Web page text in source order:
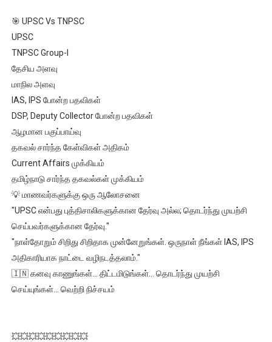
🎯 UPSC Vs TNPSC
UPSC
TNPSC Group-I
தேசிய அளவு
மாநில அளவு
IAS, IPS போன்ற பதவிகள்
DSP, Deputy Collector போன்ற பதவிகள்
ஆழமான பகுப்பாய்வு
தகவல் சார்ந்த கேள்விகள் அதிகம்
Current Affairs முக்கியம்
தமிழ்நாடு சார்ந்த தகவல்கள் முக்கியம்
💡 மாணவர்களுக்கு ஒரு ஆலோசனை
"UPSC என்பது புத்திசாலிகளுக்கான தேர்வு அல்ல; தொடர்ந்து முயற்சி
செய்பவர்களுக்கான தேர்வு."
"நாள்தோறும் சிறிது சிறிதாக முன்னேறுங்கள். ஒருநாள் நீங்கள் IAS, IPS
அதிகாரியாக நாட்டை வழிநடத்தலாம்."
🇮🇳 கனவு காணுங்கள்... திட்டமிடுங்கள்... தொடர்ந்து முயற்சி
செய்யுங்கள்... வெற்றி நிச்சயம்
💥💥💥💥💥💥💥💥💥